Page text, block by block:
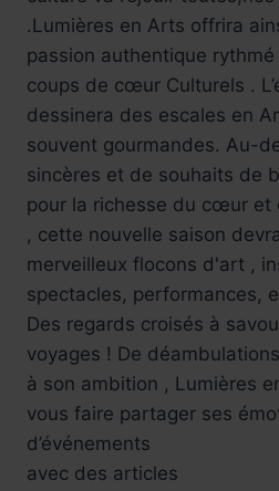
.Lumières en Arts offrira
passion authentique
coups de cœur Culturels .
dessinera des escales en
souvent gourmandes. Au-
sincères et de souhaits de
pour la richesse du cœur et
, cette nouvelle saison
merveilleux flocons d'art ,
spectacles, performances,
Des regards croisés à
voyages ! De
à son ambition , Lumières
vous faire partager ses
d’événements
avec des articles